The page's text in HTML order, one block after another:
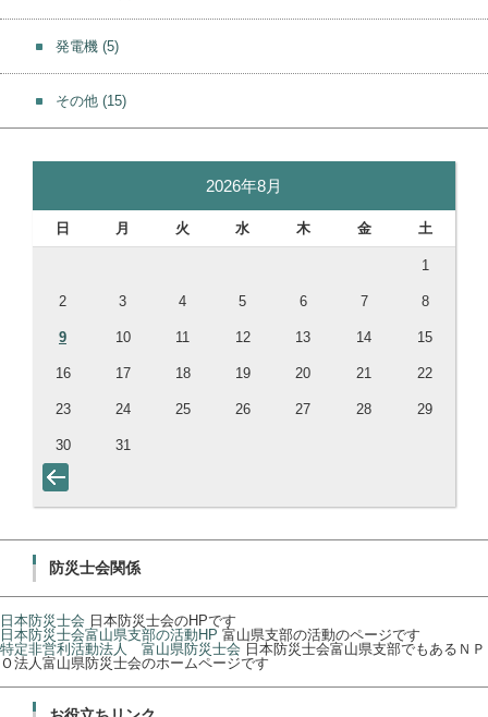
発電機 (5)
その他 (15)
2026年8月
日 月 火 水 木 金 土
1
2 3 4 5 6 7 8
9 10 11 12 13 14 15
16 17 18 19 20 21 22
23 24 25 26 27 28 29
30 31
防災士会関係
日本防災士会 日本防災士会のHPです
日本防災士会富山県支部の活動HP 富山県支部の活動のページです
特定非営利活動法人 富山県防災士会 日本防災士会富山県支部でもあるＮＰ
Ｏ法人富山県防災士会のホームページです